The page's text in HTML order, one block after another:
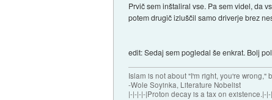
Prvič sem inštaliral vse. Pa sem videl, da
potem drugič izluščil samo driverje brez
edit: Sedaj sem pogledal še enkrat. Bolj
Islam is not about "I'm right, you're wrong,"
-Wole Soyinka, Literature Nobelist
|-|-|-|-|Proton decay is a tax on existence.|-|-